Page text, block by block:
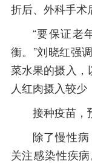
折后、外科手术
“要保证老
衡。”刘晓红强
菜水果的摄入
人红肉摄入较少
接种疫苗，
除了慢性
关注感染性疾